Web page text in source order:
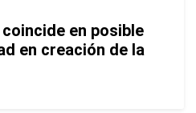
en posible
en creación de la